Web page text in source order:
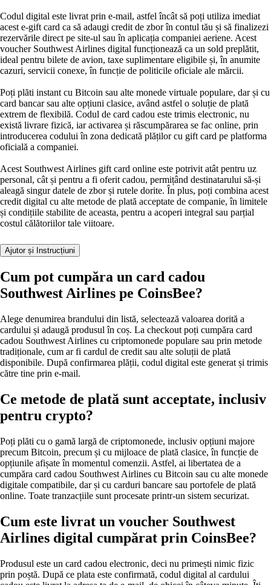
Codul digital este livrat prin e-mail, astfel încât să poți utiliza imediat
acest e-gift card ca să adaugi credit de zbor în contul tău și să finalizezi
rezervările direct pe site-ul sau în aplicația companiei aeriene. Acest
voucher Southwest Airlines digital funcționează ca un sold preplătit,
ideal pentru bilete de avion, taxe suplimentare eligibile și, în anumite
cazuri, servicii conexe, în funcție de politicile oficiale ale mărcii.
Poți plăti instant cu Bitcoin sau alte monede virtuale populare, dar și cu
card bancar sau alte opțiuni clasice, având astfel o soluție de plată
extrem de flexibilă. Codul de card cadou este trimis electronic, nu
există livrare fizică, iar activarea și răscumpărarea se fac online, prin
introducerea codului în zona dedicată plăților cu gift card pe platforma
oficială a companiei.
Acest Southwest Airlines gift card online este potrivit atât pentru uz
personal, cât și pentru a fi oferit cadou, permițând destinatarului să-și
aleagă singur datele de zbor și rutele dorite. În plus, poți combina acest
credit digital cu alte metode de plată acceptate de companie, în limitele
și condițiile stabilite de aceasta, pentru a acoperi integral sau parțial
costul călătoriilor tale viitoare.
Ajutor și Instrucțiuni
Cum pot cumpăra un card cadou
Southwest Airlines pe CoinsBee?
Alege denumirea brandului din listă, selectează valoarea dorită a
cardului și adaugă produsul în coș. La checkout poți cumpăra card
cadou Southwest Airlines cu criptomonede populare sau prin metode
tradiționale, cum ar fi cardul de credit sau alte soluții de plată
disponibile. După confirmarea plății, codul digital este generat și trimis
către tine prin e-mail.
Ce metode de plată sunt acceptate, inclusiv
pentru crypto?
Poți plăti cu o gamă largă de criptomonede, inclusiv opțiuni majore
precum Bitcoin, precum și cu mijloace de plată clasice, în funcție de
opțiunile afișate în momentul comenzii. Astfel, ai libertatea de a
cumpăra card cadou Southwest Airlines cu Bitcoin sau cu alte monede
digitale compatibile, dar și cu carduri bancare sau portofele de plată
online. Toate tranzacțiile sunt procesate printr-un sistem securizat.
Cum este livrat un voucher Southwest
Airlines digital cumpărat prin CoinsBee?
Produsul este un card cadou electronic, deci nu primești nimic fizic
prin poștă. După ce plata este confirmată, codul digital al cardului